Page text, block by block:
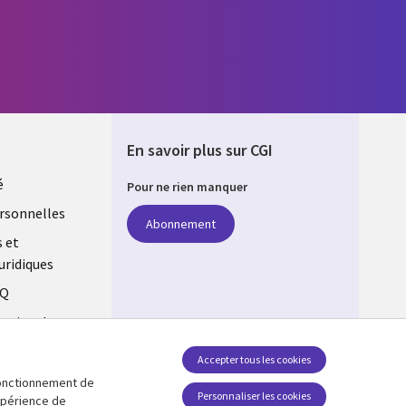
et
des
En savoir plus sur CGI
Pour ne rien manquer
Abonnement
Suivez-nous
de
de
Personnaliser les cookies
Accepter tous les cookies